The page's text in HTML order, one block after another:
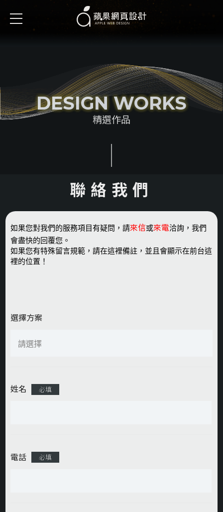
DESIGN WORKS
精選作品
聯絡我們
如果您對我們的服務項目有疑問，請來信或來電洽詢，我們
會盡快的回覆您。
如果您有特殊留言規範，請在這裡備註，並且會顯示在前台這
裡的位置！
選擇方案
姓名 必填
電話 必填